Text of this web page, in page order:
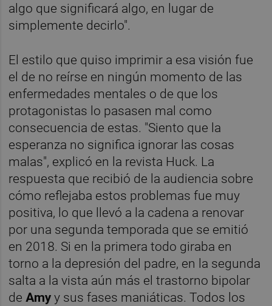
algo que significará algo, en lugar de
simplemente decirlo".
El estilo que quiso imprimir a esa visión fue
el de no reírse en ningún momento de las
enfermedades mentales o de que los
protagonistas lo pasasen mal como
consecuencia de estas. "Siento que la
esperanza no significa ignorar las cosas
malas", explicó en la revista Huck. La
respuesta que recibió de la audiencia sobre
cómo reflejaba estos problemas fue muy
positiva, lo que llevó a la cadena a renovar
por una segunda temporada que se emitió
en 2018. Si en la primera todo giraba en
torno a la depresión del padre, en la segunda
salta a la vista aún más el trastorno bipolar
deAmy y sus fases maniáticas. Todos los